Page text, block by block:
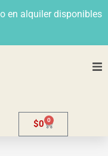
en alquiler disponibles
$0 0